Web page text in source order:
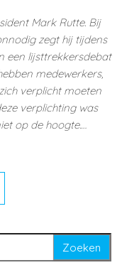
Mark Rutte. Bij
zegt hij tijdens
een lijsttrekkersdebat
medewerkers,
verplicht moeten
verplichting was
op de hoogte.…